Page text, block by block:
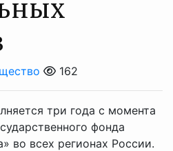
162
три года с момента
фонда
во всех регионах России.